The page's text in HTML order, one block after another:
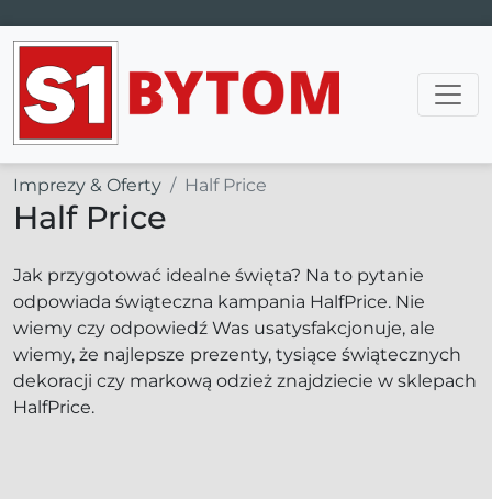
Main Navigation
Imprezy & Oferty Half Price
Half Price
Jak przygotować idealne święta? Na to pytanie
odpowiada świąteczna kampania HalfPrice. Nie
wiemy czy odpowiedź Was usatysfakcjonuje, ale
wiemy, że najlepsze prezenty, tysiące świątecznych
dekoracji czy markową odzież znajdziecie w sklepach
HalfPrice.